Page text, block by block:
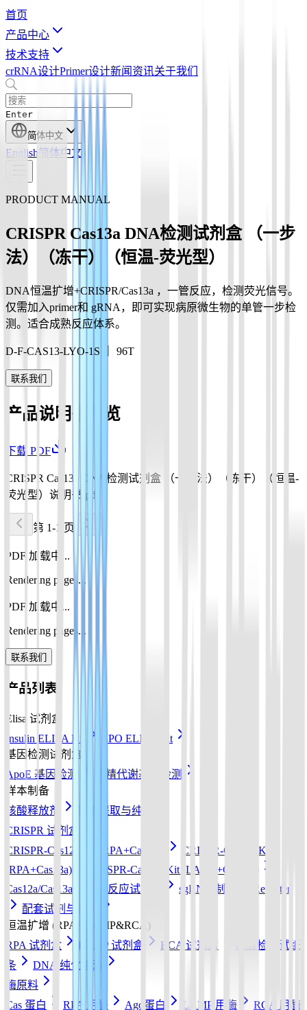
首页
产品中心
技术支持
crRNA设计Primer设计新闻资讯关于我们
Enter
简体中文
English 简体中文
PRODUCT MANUAL
CRISPR Cas13a DNA检测试剂盒 （一步
法）（冻干）（恒温-荧光型）
DNA恒温扩增+CRISPR/Cas13a ，一管反应，检测荧光信号。
仅需加入primer和 gRNA，即可实现病原微生物的单管一步检
测。适合成熟反应体系。
D-F-CAS13-LYO-1S ｜ 96T
联系我们
产品说明书预览
下载 PDF
CRISPR Cas13a DNA检测试剂盒 （一步法）（冻干）（恒温-
荧光型）说明书.pdf
第 1-1 页
PDF 加载中...
Rendering pages...
PDF 加载中...
Rendering pages...
联系我们
产品列表
Elisa 试剂盒
Insulin ELISA Kit
EPO ELISA Kit
基因检测试剂盒
ApoE 基因检测
酒精代谢基因检测
样本制备
核酸释放剂
核酸提取与纯化
CRISPR 试剂盒
CRISPR-Cas12a Kit (RPA+Cas12a)
CRISPR-Cas13a Kit
(RPA+Cas13a)
CRISPR-Cas12b Kit (LAMP+Cas12b)
Cas12a/Cas13a/Cas14a反应试剂盒
sgRNA 制备
Reporter
配套试剂与耗材
恒温扩增 (RPA&LAMP&RCA)
RPA 试剂盒
LAMP 试剂盒 RCA 试剂盒
核酸检测试纸
条
DNA 纯化磁珠
酶原料
Cas 蛋白
RPA 用酶 Ago蛋白 LAMP 用酶
RCA 用酶